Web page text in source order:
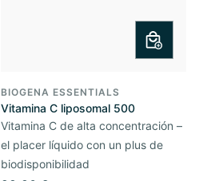
BIOGENA ESSENTIALS
Vitamina C liposomal 500
Vitamina C de alta concentración –
el placer líquido con un plus de
biodisponibilidad